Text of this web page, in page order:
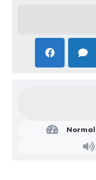
Notícias
Galeria de Vídeos